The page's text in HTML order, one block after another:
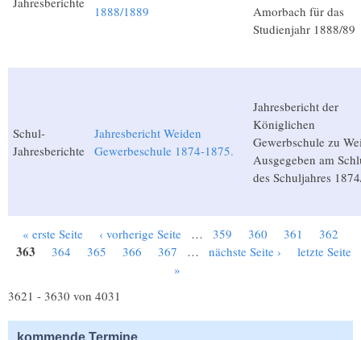
1888/1889
Amorbach für das
Studienjahr 1888/89
Schul-
Jahresberichte
Jahresbericht Weiden
Gewerbeschule 1874-1875.
Jahresbericht der
Königlichen
Gewerbschule zu
Ausgegeben am
des Schuljahres
Seiten
« erste Seite ‹ vorherige Seite … 359 360 361 362
363 364 365 366 367 … nächste Seite ›
letzte Seite
»
3621 - 3630 von 4031
kommende Termine